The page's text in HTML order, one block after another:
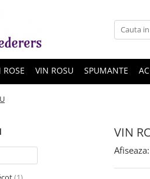
ROSE VIN ROSU SPUMANTE
VIN
Afiseaza: